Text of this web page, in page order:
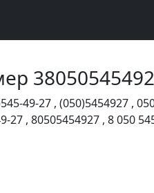
49-27 , (050)5454927 ,
27 , 80505454927 , 8 050